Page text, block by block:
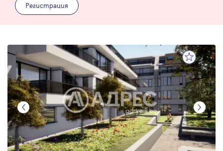
Регистрация